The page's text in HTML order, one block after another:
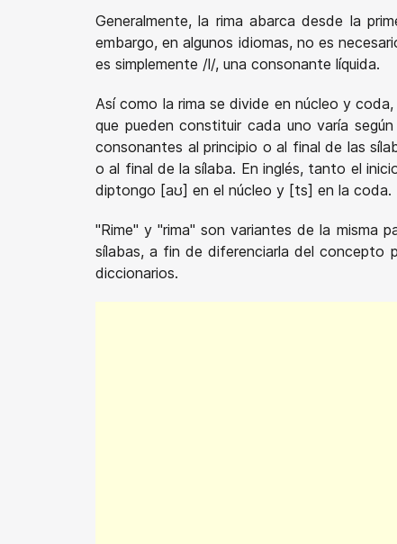
Generalmente, la rima abarca desde la
embargo, en algunos idiomas, no es
es simplemente /l/, una consonante líquida.
Así como la rima se divide en núcleo y
que pueden constituir cada uno varía
consonantes al principio o al final de las
o al final de la sílaba. En inglés, tanto el
diptongo [aʊ] en el núcleo y [ts] en la coda.
"Rime" y "rima" son variantes de la misma
sílabas, a fin de diferenciarla del concepto
diccionarios.